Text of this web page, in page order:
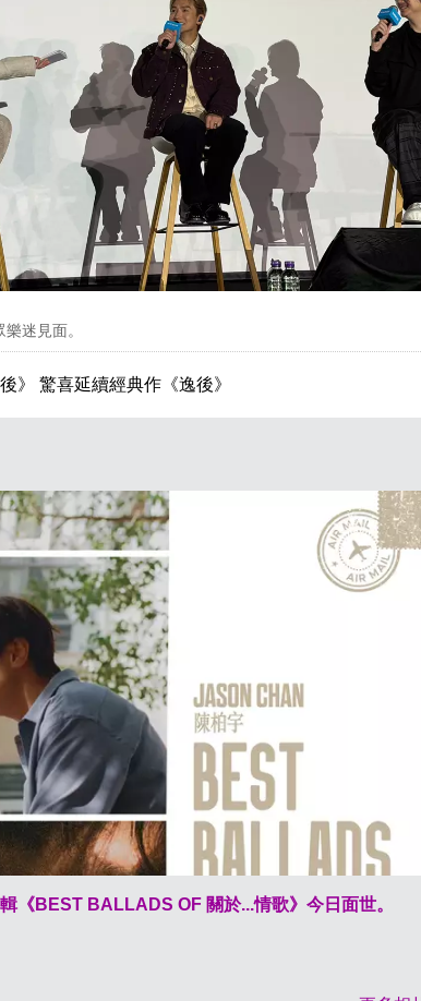
迷見面。
》 驚喜延續經典作《逸後》
《BEST BALLADS OF 關於...情歌》今日面世。